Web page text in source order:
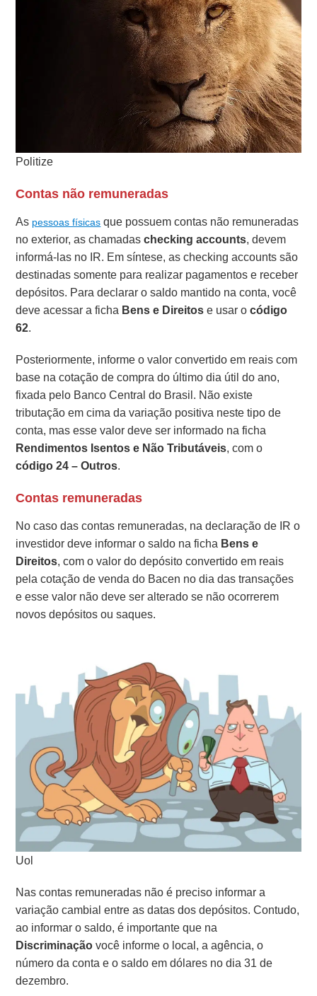
Politize
Contas não remuneradas
As pessoas físicas que possuem contas não remuneradas
no exterior, as chamadaschecking accounts, devem
informá-las no IR. Em síntese, as checking accounts são
destinadas somente para realizar pagamentos e receber
depósitos. Para declarar o saldo mantido na conta, você
deve acessar a ficha Bens e Direitose usar ocódigo
62.
Posteriormente, informe o valor convertido em reais com
base na cotação de compra do último dia útil do ano,
fixada pelo Banco Central do Brasil. Não existe
tributação em cima da variação positiva neste tipo de
conta, mas esse valor deve ser informado na ficha
Rendimentos Isentos e Não Tributáveis, com o
código 24 – Outros.
Contas remuneradas
No caso das contas remuneradas, na declaração de IR o
investidor deve informar o saldo na ficha Bens e
Direitos, com o valor do depósito convertido em reais
pela cotação de venda do Bacen no dia das transações
e esse valor não deve ser alterado se não ocorrerem
novos depósitos ou saques.
Uol
Nas contas remuneradas não é preciso informar a
variação cambial entre as datas dos depósitos. Contudo,
ao informar o saldo, é importante que na
Discriminaçãovocê informe o local, a agência, o
número da conta e o saldo em dólares no dia 31 de
dezembro.